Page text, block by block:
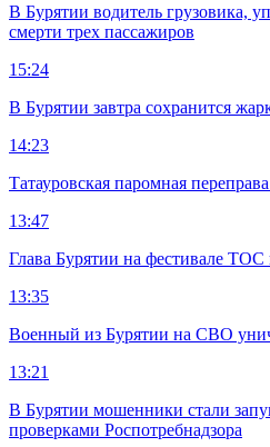
В Бурятии водитель грузовика,
смерти трех пассажиров
15:24
В Бурятии завтра сохранится
14:23
Татауровская паромная
13:47
Глава Бурятии на фестивале ТОС
13:35
Военный из Бурятии на СВО
13:21
В Бурятии мошенники стали
проверками Роспотребнадзора